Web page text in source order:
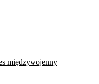
międzywojenny